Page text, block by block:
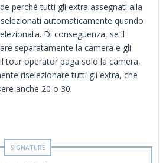
perché tutti gli extra assegnati alla
automaticamente quando
Di conseguenza, se il
separatamente la camera e gli
tour operator paga solo la camera,
riselezionare tutti gli extra, che
anche 20 o 30.